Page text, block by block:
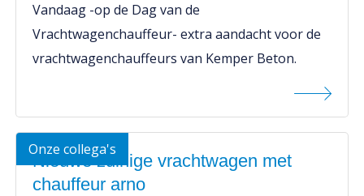
Vandaag -op de Dag van de
Vrachtwagenchauffeur- extra aandacht voor de
vrachtwagenchauffeurs van Kemper Beton.
Onze collega's
Nieuwe zuinige vrachtwagen met
chauffeur arno